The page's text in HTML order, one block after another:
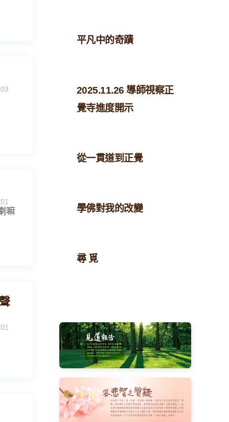
嘛
平凡中的奇蹟
2025.11.26 導師視察正
覺寺進度開示
從一貫道到正覺
學佛對我的改變
尋 覓